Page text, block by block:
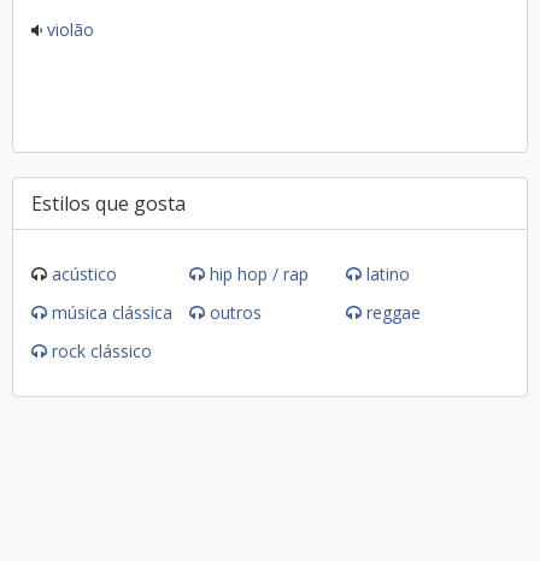
violão
Estilos que gosta
acústico hip hop / rap
latino
música clássica
outros
reggae
rock clássico